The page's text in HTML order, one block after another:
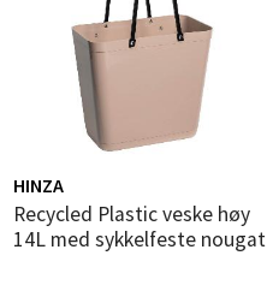
HINZA
Recycled Plastic veske høy
14L med sykkelfeste nougat